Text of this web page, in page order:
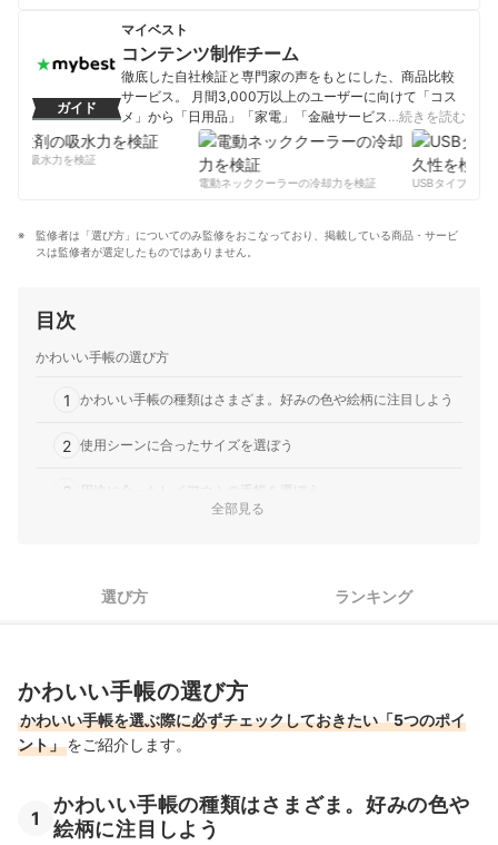
メイク」、書き比べイベント「手帳総選挙」などを主
催。手帳関連の書籍監修を手がけるほか、企業・学校向
けの講座、学生向けの手帳活用コンテストへの協力、海
外交流などにも尽力。手帳を通じたライフスタイルの向
上や教育支援、国際交流に精力的に取り組んでいる。
おりひかいくおのプロフィール
ガイド
マイベスト
コンテンツ制作チーム
徹底した自社検証と専門家の声をもとにした、商品比較
サービス。 月間3,000万以上のユーザーに向けて「コス
メ」から「日用品」「家電」「金融サービス」まで、ベ
ストな商品を選んでもらうために、毎日コンテンツを制
コンテンツ制作チームのプロフィール
…続きを読む
の吸水力を検証
電動ネッククーラーの冷却力を検証
USBタイプCケー
監修者は「選び方」についてのみ監修をおこなっており、掲載している商品・サービ
スは監修者が選定したものではありません。
目次
かわいい手帳の選び方
1 かわいい手帳の種類はさまざま。好みの色や絵柄に注目しよう
2 使用シーンに合ったサイズを選ぼう
3 用途に合ったレイアウトの手帳を選ぼう
かわいい手帳全50商品おすすめ人気ランキング
手帳と一緒にペンを持ち運べば、予定を書き込みやすくて便利
かわいい手帳の売れ筋ランキングもチェック！
全部見る
選び方 ランキング
かわいい手帳の選び方
かわいい手帳を選ぶ際に必ずチェックしておきたい「5つのポイ
ント」をご紹介します。
1
かわいい手帳の種類はさまざま。好みの色や
絵柄に注目しよう